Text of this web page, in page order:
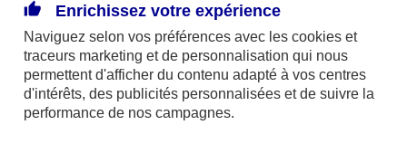
En cas d'urgence
Enrichissez votre expérience
Naviguez selon vos préférences avec les cookies et
traceurs marketing et de personnalisation qui nous
permettent d'afficher du contenu adapté à vos centres
d'intérêts, des publicités personnalisées et de suivre la
performance de nos campagnes.